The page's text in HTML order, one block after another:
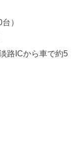
）
路ICから車で約5